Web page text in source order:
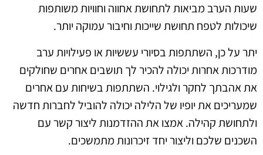
שעות הערב מביאות לתחושת אחווה וחוויות משותפות
שיכולות לטפח תחושת שייכות וחיבור עמוקה יותר.
יתר על כן, השתתפות בסיורי עששיות או פעילויות ערב
מודרכות אחרות יכולה להכיר לך תושבים אחרים שחולקים
את אהבתך לחקר ולגילוי. השתתפות בשיחות עם אחרים
שמעריכים את יופיו של הלילה יכולה להוביל לחברות חדשה
ולתחושת קהילה. אמצו את ההזדמנות ליצור קשר עם
השכנים שלכם וליצור יחד זיכרונות מתמשכים.